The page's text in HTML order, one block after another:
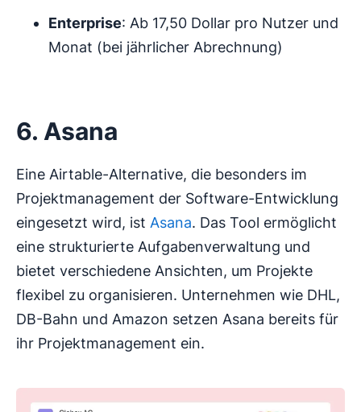
Enterprise: Ab 17,50 Dollar pro Nutzer und
Monat (bei jährlicher Abrechnung)
6. Asana
Eine Airtable-Alternative, die besonders im
Projektmanagement der Software-Entwicklung
eingesetzt wird, ist Asana. Das Tool ermöglicht
eine strukturierte Aufgabenverwaltung und
bietet verschiedene Ansichten, um Projekte
flexibel zu organisieren. Unternehmen wie DHL,
DB-Bahn und Amazon setzen Asana bereits für
ihr Projektmanagement ein.